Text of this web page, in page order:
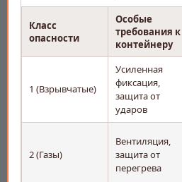
Класс
опасности
Особые
требования к
контейнеру
1 (Взрывчатые)
Усиленная
фиксация,
защита от
ударов
2 (Газы)
Вентиляция,
защита от
перегрева